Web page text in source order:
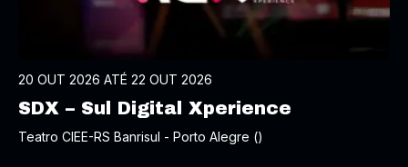
20 OUT 2026 ATÉ 22 OUT 2026
SDX – Sul Digital Xperience
Teatro CIEE-RS Banrisul - Porto Alegre ()